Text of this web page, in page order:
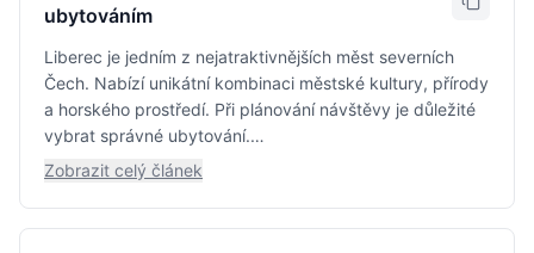
ubytováním
Liberec je jedním z nejatraktivnějších měst severních
Čech. Nabízí unikátní kombinaci městské kultury, přírody
a horského prostředí. Při plánování návštěvy je důležité
vybrat správné ubytování.
penziony a soukromá ubytování přes Airbnb. Každá
Zobrazit celý článek